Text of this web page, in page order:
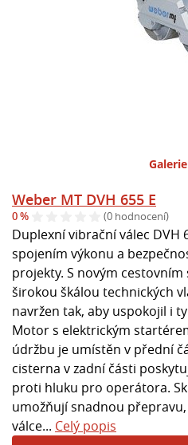
Weber MT DVH 655 E
0 % (0 hodnocení)
Duplexní vibrační válec DVH
spojením výkonu a
projekty. S novým
širokou škálou technických
navržen tak, aby uspokojil i
Motor s elektrickým
údržbu je umístěn v přední
cisterna v zadní části
proti hluku pro operátora.
umožňují snadnou
válce... Celý popis